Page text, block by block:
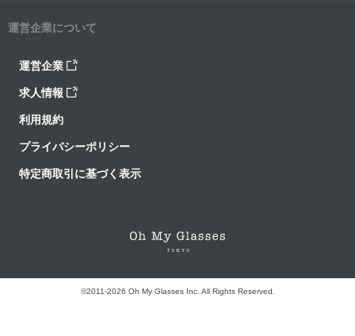
運営企業について
運営企業
求人情報
利用規約
プライバシーポリシー
特定商取引に基づく表示
©2011-2026 Oh My Glasses Inc. All Rights Reserved.